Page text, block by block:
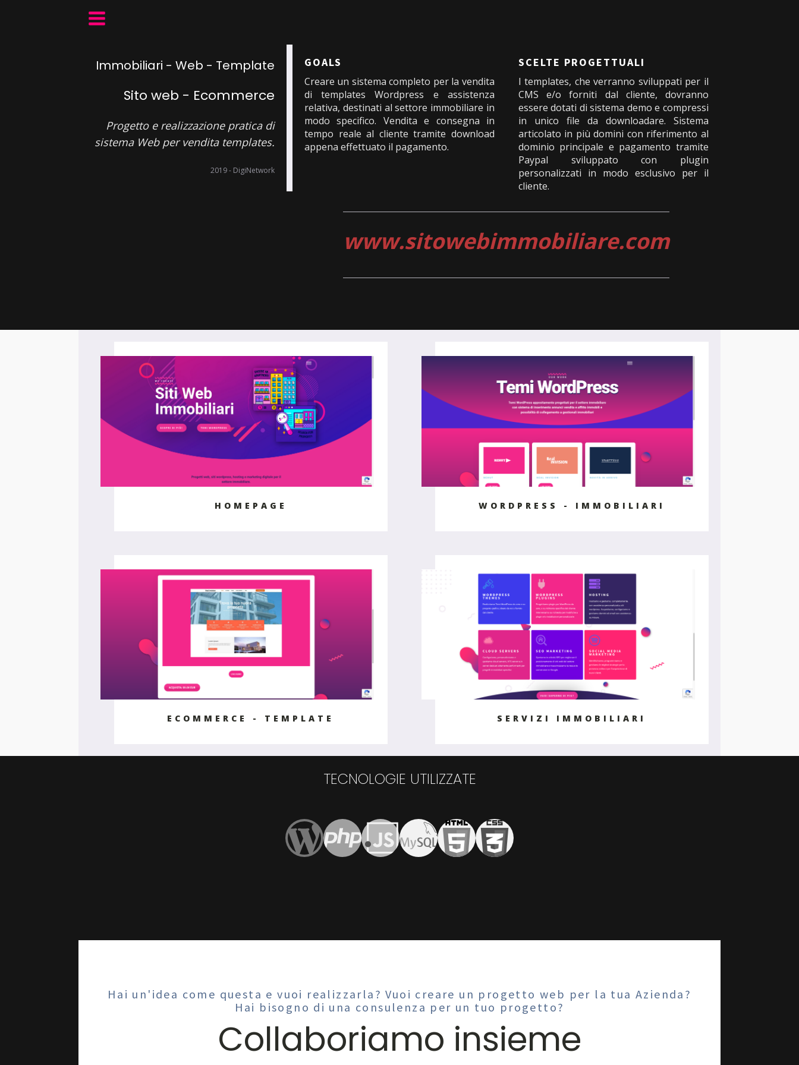
Immobiliari - Web - Template
Sito web - Ecommerce
Progetto e realizzazione pratica di
sistema Web per vendita templates.
2019 - DigiNetwork
GOALS
Creare un sistema completo per la vendita
di templates Wordpress e assistenza
relativa, destinati al settore immobiliare in
modo specifico. Vendita e consegna in
tempo reale al cliente tramite download
appena effettuato il pagamento.
SCELTE PROGETTUALI
I templates, che verranno sviluppati per il
CMS e/o forniti dal cliente, dovranno
essere dotati di sistema demo e compressi
in unico file da downloadare. Sistema
articolato in più domini con riferimento al
dominio principale e pagamento tramite
Paypal sviluppato con plugin
personalizzati in modo esclusivo per il
cliente.
www.sitowebimmobiliare.com
HOMEPAGE WORDPRESS - IMMOBILIARI
ECOMMERCE - TEMPLATE SERVIZI IMMOBILIARI
TECNOLOGIE UTILIZZATE
Hai un'idea come questa e vuoi realizzarla? Vuoi creare un progetto web per la tua Azienda?
Hai bisogno di una consulenza per un tuo progetto?
Collaboriamo insieme